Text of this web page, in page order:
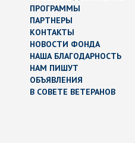
ПРОГРАММЫ
ПАРТНЕРЫ
КОНТАКТЫ
НОВОСТИ ФОНДА
НАША БЛАГОДАРНОСТЬ
НАМ ПИШУТ
ОБЪЯВЛЕНИЯ
В СОВЕТЕ ВЕТЕРАНОВ